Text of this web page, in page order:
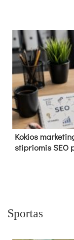
Kokios
stipriomis SEO
Sportas